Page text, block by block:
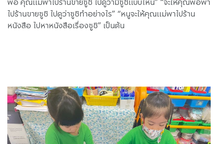
พ่อ คุณแม่พาไปร้านขายซูชิ ไปดูว่ามีซูชิแบบไหน” “จะให้คุณพ่อพา
ไปร้านขายซูชิ ไปดูว่าซูชิทำอย่างไร” “หนูจะให้คุณแม่พาไปร้าน
หนังสือ ไปหาหนังสือเรื่องซูชิ” เป็นต้น